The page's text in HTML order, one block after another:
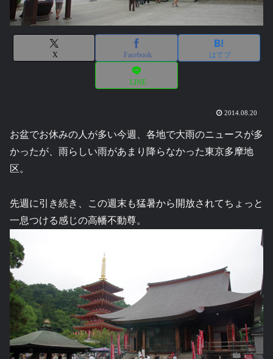
X Facebook はてブ
LINE
2014.08.20
お盆でお休みの人が多い今週、各地で大雨のニュースが多
かったが、雨らしい雨があまり降らなかった東京多摩地
区。
先週に引き続き、この週末も猛暑から開放されてちょっと
一息つける感じの高幡不動尊。